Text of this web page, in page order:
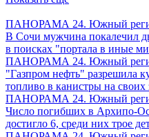
ПАНОРАМА 24. Южный
В Сочи мужчина покалечил
в поисках "портала в иные
ПАНОРАМА 24. Южный
"Газпром нефть" разрешила
топливо в канистры на своих
ПАНОРАМА 24. Южный
Число погибших в Архипо-
достигло 6, среди них трое